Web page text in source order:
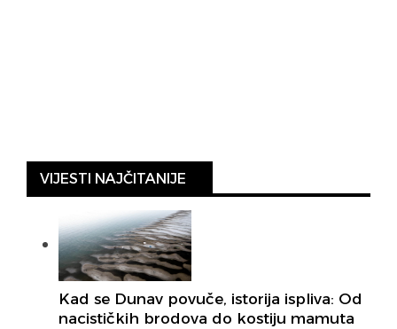
VIJESTI NAJČITANIJE
Kad se Dunav povuče, istorija ispliva: Od
nacističkih brodova do kostiju mamuta